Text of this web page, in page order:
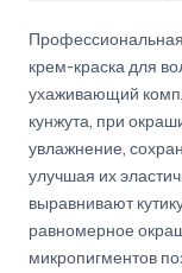
крем-краска для
ухаживающий
кунжута, при
увлажнение,
улучшая их
выравнивают
равномерное
микропигментов